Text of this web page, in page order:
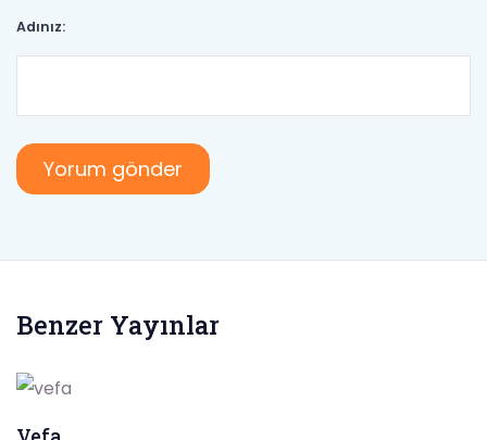
Adınız:
Benzer Yayınlar